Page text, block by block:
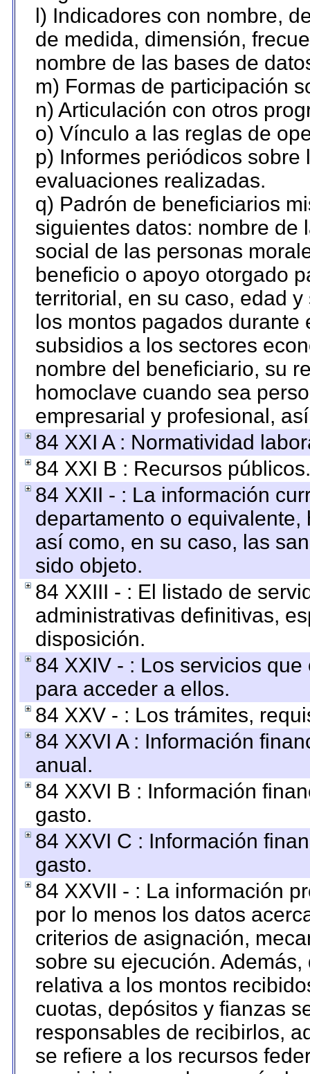
l) Indicadores con nombre,
de medida, dimensión,
nombre de las bases de
m) Formas de participación
n) Articulación con otros
o) Vínculo a las reglas de
p) Informes periódicos
evaluaciones realizadas.
q) Padrón de beneficiarios
siguientes datos: nombre de
social de las personas
beneficio o apoyo otorgado
territorial, en su caso, edad
los montos pagados
subsidios a los sectores
nombre del beneficiario, su
homoclave cuando sea
empresarial y profesional,
84 XXI A : Normatividad
84 XXI B : Recursos públicos.
84 XXII - : La información
departamento o
así como, en su caso, las
sido objeto.
84 XXIII - : El listado de
administrativas definitivas,
disposición.
84 XXIV - : Los servicios
para acceder a ellos.
84 XXV - : Los trámites,
84 XXVI A : Información
anual.
84 XXVI B : Información
gasto.
84 XXVI C : Información
gasto.
84 XXVII - : La información
por lo menos los datos
criterios de asignación,
sobre su ejecución.
relativa a los montos
cuotas, depósitos y fianzas
responsables de recibirlos,
se refiere a los recursos